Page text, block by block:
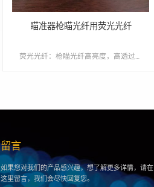
瞄准器枪瞄光纤用荧光光纤
荧光光纤：枪瞄光纤高亮度，高透过率，应用于工业，照明，医疗，传感，快瞄等领域 Min order:1 ShippingPort:Nanjing Original Region:Japan Lead Time:1 - 3 天
留言
如果您对我们的产品感兴趣，想了解更多详情，请在
这里留言，我们会尽快回复您。